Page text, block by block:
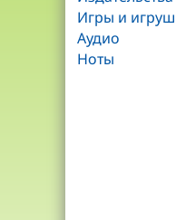
Игры и
Аудио
Ноты